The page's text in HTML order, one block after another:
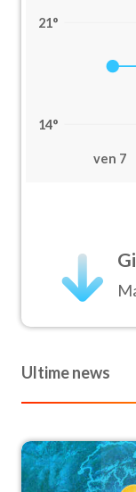
21°
14°
ven 7
Ultime news